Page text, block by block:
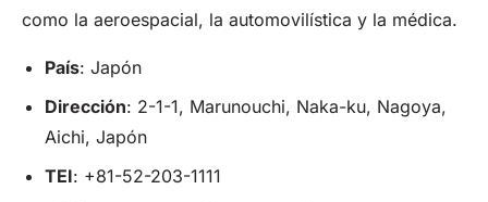
como la aeroespacial, la automovilística y la médica.
País: Japón
Dirección: 2-1-1, Marunouchi, Naka-ku, Nagoya,
Aichi, Japón
TEI: +81-52-203-1111